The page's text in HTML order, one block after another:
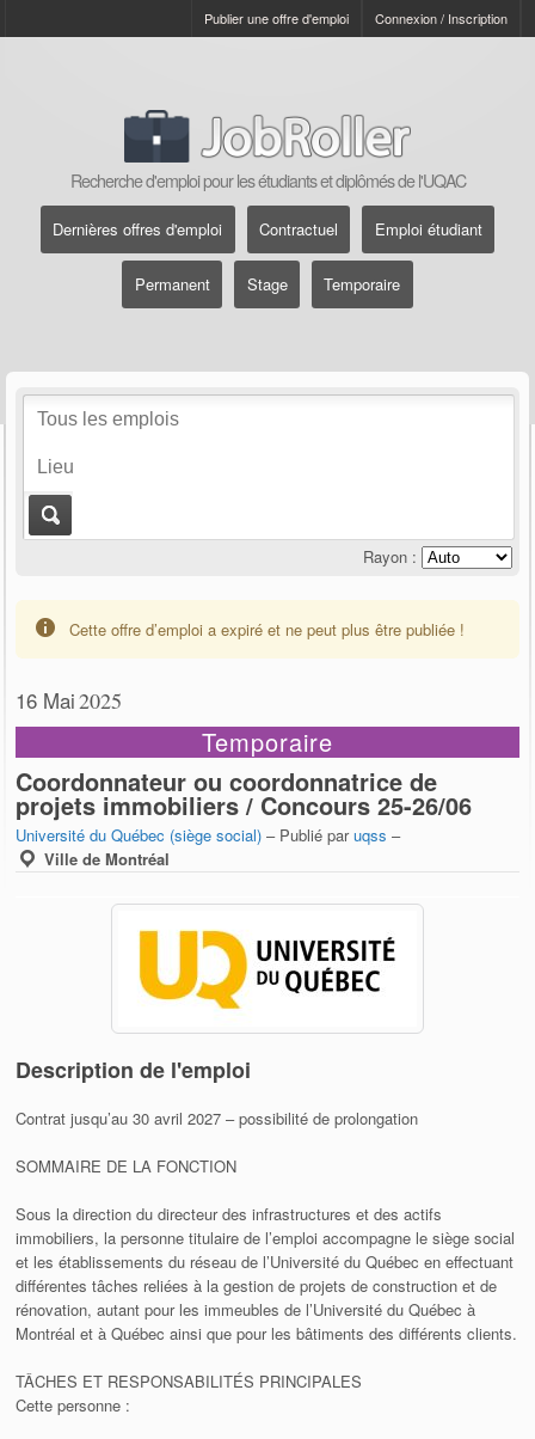
Connexion / Inscription
Publier une offre d'emploi
Recherche d'emploi pour les étudiants et diplômés de l'UQAC
Dernières offres d'emploi Contractuel Emploi étudiant
Permanent Stage Temporaire
Rayon :
Cette offre d’emploi a expiré et ne peut plus être publiée !
16 Mai2025
Temporaire
Coordonnateur ou coordonnatrice de
projets immobiliers / Concours 25-26/06
Université du Québec (siège social) – Publié paruqss –
Ville de Montréal
Description de l'emploi
Contrat jusqu’au 30 avril 2027 – possibilité de prolongation
SOMMAIRE DE LA FONCTION
Sous la direction du directeur des infrastructures et des actifs
immobiliers, la personne titulaire de l’emploi accompagne le siège social
et les établissements du réseau de l’Université du Québec en effectuant
différentes tâches reliées à la gestion de projets de construction et de
rénovation, autant pour les immeubles de l’Université du Québec à
Montréal et à Québec ainsi que pour les bâtiments des différents clients.
TÂCHES ET RESPONSABILITÉS PRINCIPALES
Cette personne :